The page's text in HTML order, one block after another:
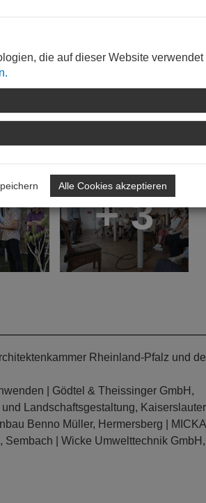
unter dem Zeichen der regionalen
+ 3
Rheinland-Pfalz und
| Gödtel & Theissinger GmbH,
Landschaftsgestaltung,
Benno Müller, Hermersberg |
| Wicke Umwelttechnik GmbH,
die auf dieser Website verwendet
Alle Cookies akzeptieren